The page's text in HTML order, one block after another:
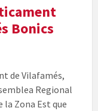
Bonics
de Vilafamés,
Regional
la Zona Est que